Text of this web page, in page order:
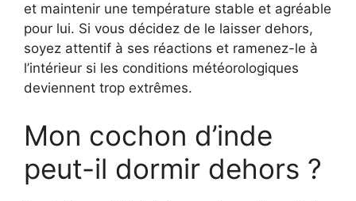
et maintenir une température stable et agréable
pour lui. Si vous décidez de le laisser dehors,
soyez attentif à ses réactions et ramenez-le à
l’intérieur si les conditions météorologiques
deviennent trop extrêmes.
Mon cochon d’inde
peut-il dormir dehors ?